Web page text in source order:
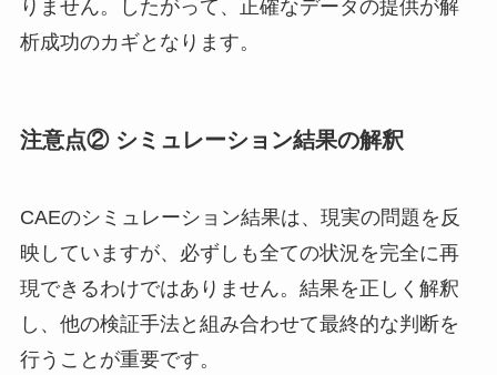
りません。したがって、正確なデータの提供が解
析成功のカギとなります。
注意点② シミュレーション結果の解釈
CAEのシミュレーション結果は、現実の問題を反
映していますが、必ずしも全ての状況を完全に再
現できるわけではありません。結果を正しく解釈
し、他の検証手法と組み合わせて最終的な判断を
行うことが重要です。